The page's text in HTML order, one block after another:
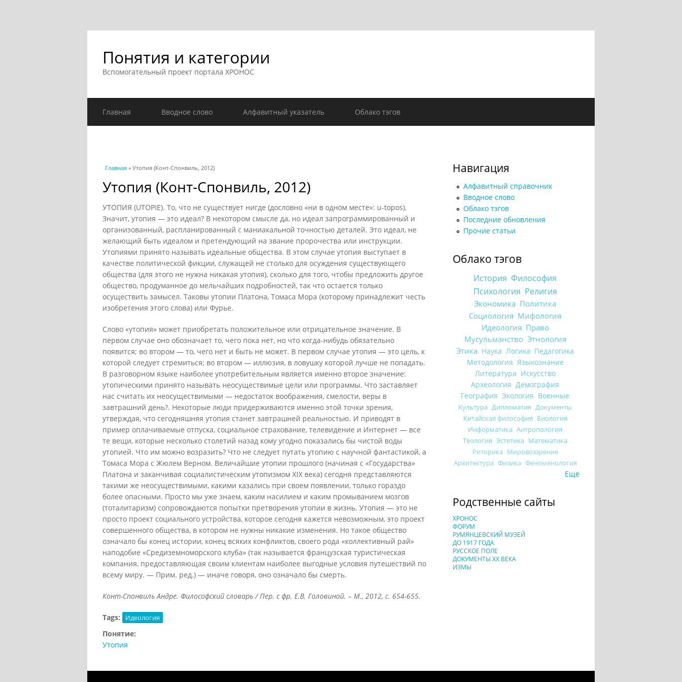
Понятия и категории
Вспомогательный проект портала ХРОНОС
Главная Вводное слово Алфавитный указатель Облако тэгов
Вы здесь
Главная » Утопия (Конт-Спонвиль, 2012)
Утопия (Конт-Спонвиль, 2012)
УТОПИЯ (UTOPIE). То, что не существует нигде (дословно «ни в одном месте»: u-topos).
Значит, утопия — это идеал? В некотором смысле да, но идеал запрограммированный и
организованный, распланированный с маниакальной точностью деталей. Это идеал, не
желающий быть идеалом и претендующий на звание пророчества или инструкции.
Утопиями принято называть идеальные общества. В этом случае утопия выступает в
качестве политической фикции, служащей не столько для осуждения существующего
общества (для этого не нужна никакая утопия), сколько для того, чтобы предложить другое
общество, продуманное до мельчайших подробностей, так что остается только
осуществить замысел. Таковы утопии Платона, Томаса Мора (которому принадлежит честь
изобретения этого слова) или Фурье.
Слово «утопия» может приобретать положительное или отрицательное значение. В
первом случае оно обозначает то, чего пока нет, но что когда-нибудь обязательно
появится; во втором — то, чего нет и быть не может. В первом случае утопия — это цель, к
которой следует стремиться; во втором — иллюзия, в ловушку которой лучше не попадать.
В разговорном языке наиболее употребительным является именно второе значение:
утопическими принято называть неосуществимые цели или программы. Что заставляет
нас считать их неосуществимыми — недостаток воображения, смелости, веры в
завтрашний день?. Некоторые люди придерживаются именно этой точки зрения,
утверждая, что сегодняшняя утопия станет завтрашней реальностью. И приводят в
пример оплачиваемые отпуска, социальное страхование, телевидение и Интернет — все
те вещи, которые несколько столетий назад кому угодно показались бы чистой воды
утопией. Что им можно возразить? Что не следует путать утопию с научной фантастикой, а
Томаса Мора с Жюлем Верном. Величайшие утопии прошлого (начиная с «Государства»
Платона и заканчивая социалистическим утопизмом XIX века) сегодня представляются
такими же неосуществимыми, какими казались при своем появлении, только гораздо
более опасными. Просто мы уже знаем, каким насилием и каким промыванием мозгов
(тоталитаризм) сопровождаются попытки претворения утопии в жизнь. Утопия — это не
просто проект социального устройства, которое сегодня кажется невозможным, это проект
совершенного общества, в котором не нужны никакие изменения. Но такое общество
означало бы конец истории, конец всяких конфликтов, своего рода «коллективный рай»
наподобие «Средиземноморского клуба» (так называется французская туристическая
компания, предоставляющая своим клиентам наиболее выгодные условия путешествий по
всему миру. — Прим. ред.) — иначе говоря, оно означало бы смерть.
Конт-Спонвиль Андре. Философский словарь / Пер. с фр. Е.В. Головиной. – М., 2012, с. 654-655.
Tags: Идеология
Понятие:
Утопия
Навигация
Алфавитный справочник
Вводное слово
Облако тэгов
Последние обновления
Прочие статьи
Облако тэгов
История Философия
Психология Религия
Экономика Политика
Социология Мифология
Идеология Право
Мусульманство Этнология
Этика Наука Логика Педагогика
Методология Языкознание
Литература Искусство
Археология Демография
География Экология Военные
Культура Дипломатия Документы
Китайская философия Биология
Информатика Антропология
Теология Эстетика Математика
Риторика Мировоззрение
Архитектура Физика Феноменология
Еще
Родственные сайты
ХРОНОС
ФОРУМ
РУМЯНЦЕВСКИЙ МУЗЕЙ
ДО 1917 ГОДА
РУССКОЕ ПОЛЕ
ДОКУМЕНТЫ XX ВЕКА
ИЗМЫ